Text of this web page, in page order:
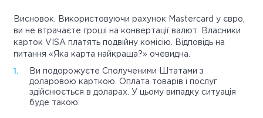
Висновок. Використовуючи рахунок Mastercard у євро,
ви не втрачаєте гроші на конвертації валют. Власники
карток VISA платять подвійну комісію. Відповідь на
питання «Яка карта найкраща?» очевидна.
Ви подорожуєте Сполученими Штатами з
доларовою карткою. Оплата товарів і послуг
здійснюється в доларах. У цьому випадку ситуація
буде такою: